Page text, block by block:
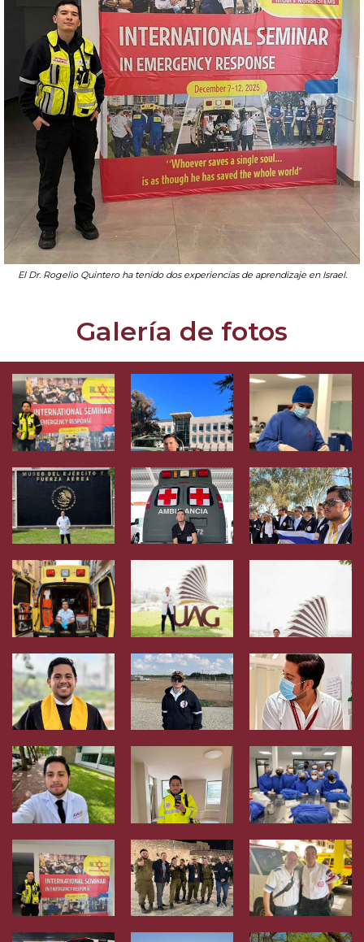
El Dr. Rogelio Quintero ha tenido dos experiencias de aprendizaje en Israel.
Galería de fotos